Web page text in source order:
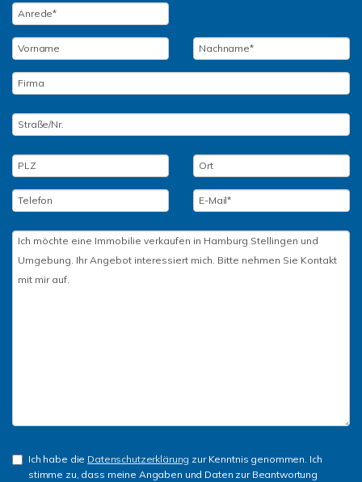
Ich habe die Datenschutzerklärung zur Kenntnis genommen. Ich
stimme zu, dass meine Angaben und Daten zur Beantwortung